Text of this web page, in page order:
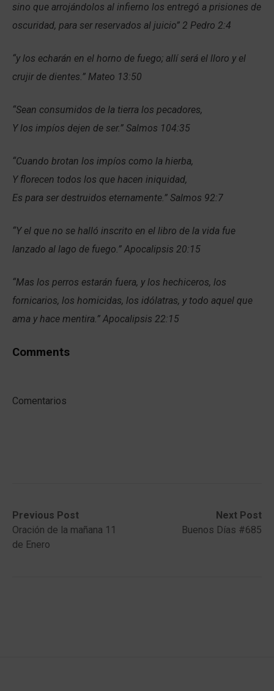
sino que arrojándolos al infierno los entregó a prisiones de
oscuridad, para ser reservados al juicio” 2 Pedro 2:4
“y los echarán en el horno de fuego; allí será el lloro y el
crujir de dientes.” Mateo 13:50
“Sean consumidos de la tierra los pecadores,
Y los impíos dejen de ser.” Salmos 104:35
“Cuando brotan los impíos como la hierba,
Y florecen todos los que hacen iniquidad,
Es para ser destruidos eternamente.” Salmos 92:7
“Y el que no se halló inscrito en el libro de la vida fue
lanzado al lago de fuego.” Apocalipsis 20:15
“Mas los perros estarán fuera, y los hechiceros, los
fornicarios, los homicidas, los idólatras, y todo aquel que
ama y hace mentira.” Apocalipsis 22:15
Comments
Comentarios
Post
navigation
Previous Post
Previous
post:Oración de la mañana 11
de Enero
Next Post
Next
post:
Buenos Días #685